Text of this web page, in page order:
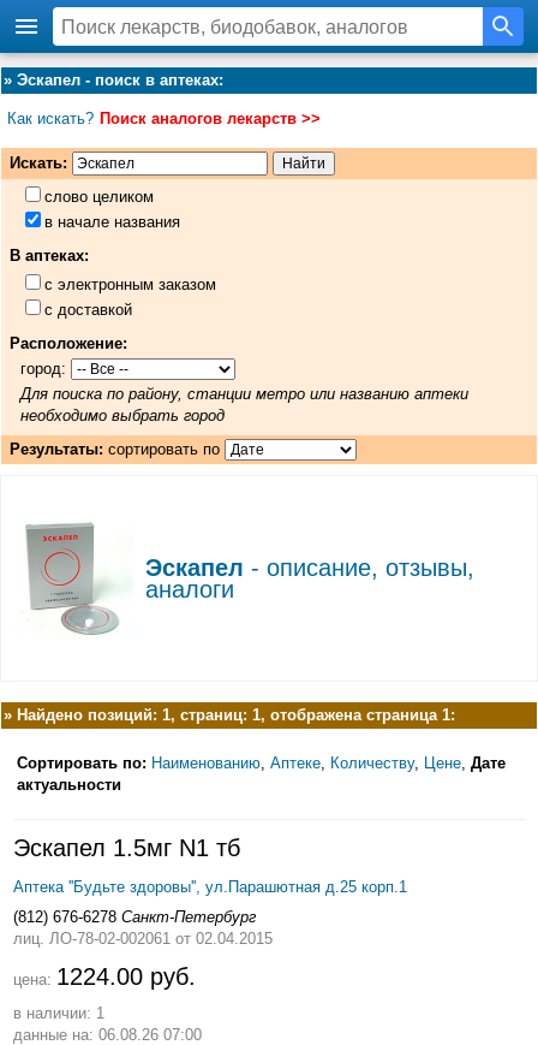
» Эскапел - поиск в аптеках:
Как искать? Поиск аналогов лекарств >>
Искать:
слово целиком
в начале названия
В аптеках:
с электронным заказом
с доставкой
Расположение:
город:
Для поиска по району, станции метро или названию аптеки
необходимо выбрать город
Результаты: сортировать по
Эскапел - описание, отзывы,
аналоги
» Найдено позиций: 1, страниц: 1, отображена страница 1:
Сортировать по: Наименованию Аптеке Количеству, Цене Дате
актуальности
Эскапел 1.5мг N1 тб
Аптека ''Будьте здоровы'', ул.Парашютная д.25 корп.1
(812) 676-6278 Санкт-Петербург
лиц. ЛО-78-02-002061 от 02.04.2015
цена: 1224.00 руб.
в наличии: 1
данные на: 06.08.26 07:00